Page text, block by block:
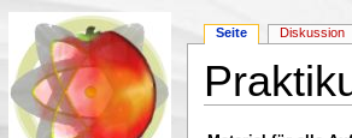
Seite Diskussion